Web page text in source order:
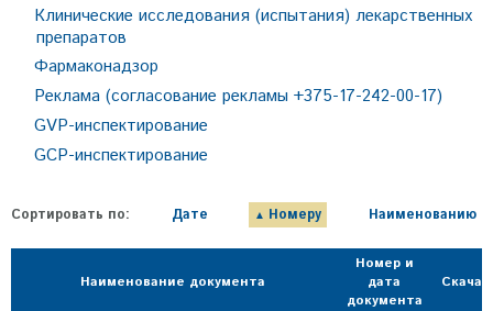
Клинические исследования (испытания) лекарственных
препаратов
Фармаконадзор
Реклама (согласование рекламы +375-17-242-00-17)
GVP-инспектирование
GCP-инспектирование
Сортировать по: Дате Номеру Наименованию
Наименование документа
Номер и
дата
документа